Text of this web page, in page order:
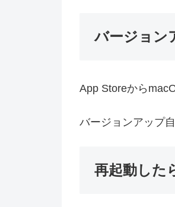
バージョン
App Storeから
バージョンアップ
再起動した